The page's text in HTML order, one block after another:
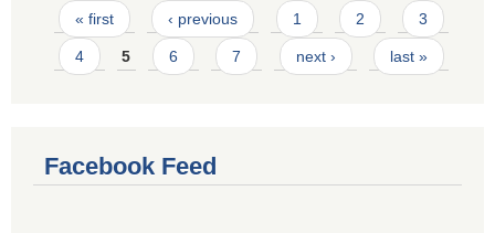
Pages
« first ‹ previous 1 2 3
4 5 6 7 next › last »
Facebook Feed